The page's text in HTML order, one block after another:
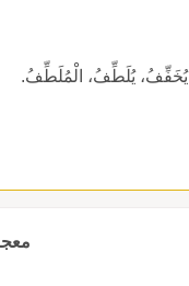
يُلَطِّفُ، الْمُلَطِّفُ.